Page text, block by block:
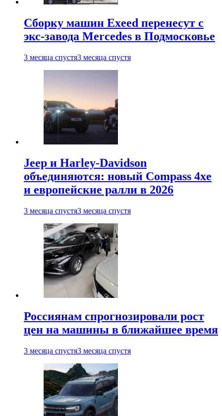
Сборку машин Exeed перенесут с
экс-завода Mercedes в Подмосковье
3 месяца спустя3 месяца спустя
Jeep и Harley-Davidson
объединяются: новый Compass 4xe
и европейские ралли в 2026
3 месяца спустя3 месяца спустя
Россиянам спрогнозировали рост
цен на машины в ближайшее время
3 месяца спустя3 месяца спустя